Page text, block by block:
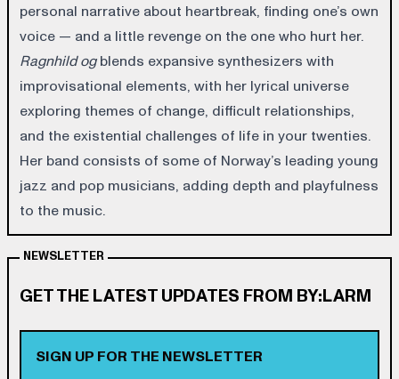
personal narrative about heartbreak, finding one’s own
voice — and a little revenge on the one who hurt her.
Ragnhild ogblends expansive synthesizers with
improvisational elements, with her lyrical universe
exploring themes of change, difficult relationships,
and the existential challenges of life in your twenties.
Her band consists of some of Norway’s leading young
jazz and pop musicians, adding depth and playfulness
to the music.
NEWSLETTER
GET THE LATEST UPDATES FROM BY:LARM
SIGN UP FOR THE NEWSLETTER